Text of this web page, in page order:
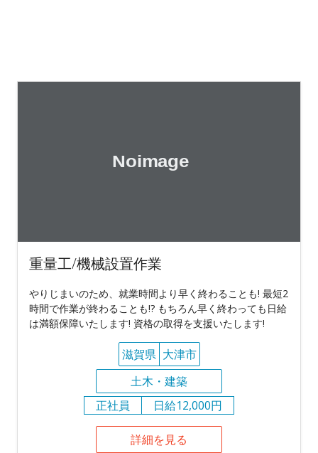
重量工/機械設置作業
やりじまいのため、就業時間より早く終わることも! 最短2
時間で作業が終わることも!? もちろん早く終わっても日給
は満額保障いたします! 資格の取得を支援いたします!
滋賀県 大津市
土木・建築
正社員
日給12,000円
詳細を見る